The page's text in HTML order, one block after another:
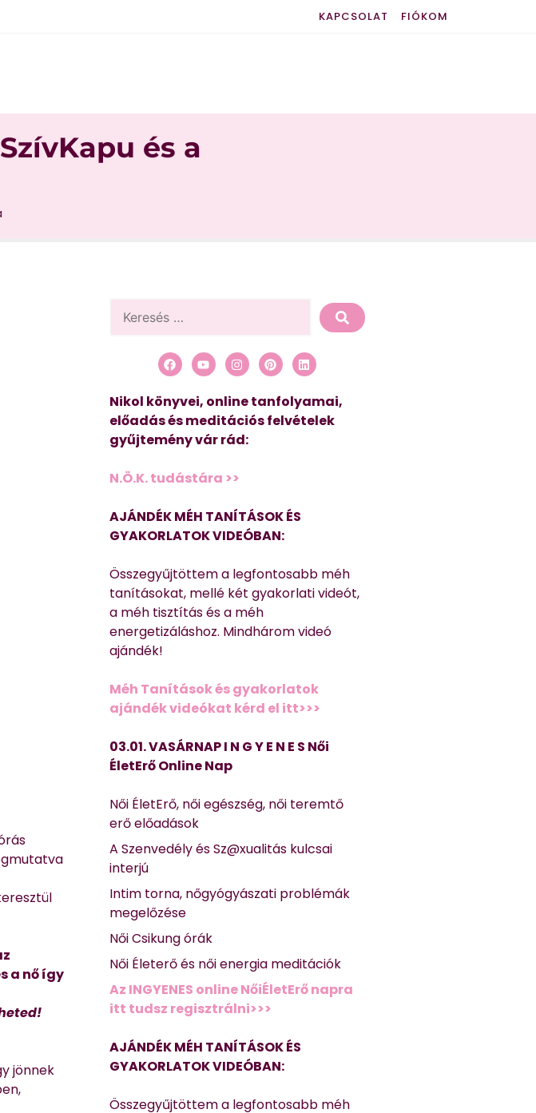
KAPCSOLAT FIÓKOM
és a
a nő így
jönnek
Nikol könyvei, online tanfolyamai,
előadás és meditációs felvételek
gyűjtemény vár rád:
N.Ö.K. tudástára >>
AJÁNDÉK MÉH TANÍTÁSOK ÉS
GYAKORLATOK VIDEÓBAN:
Összegyűjtöttem a legfontosabb méh
tanításokat, mellé két gyakorlati videót,
a méh tisztítás és a méh
energetizáláshoz. Mindhárom videó
ajándék!
Méh Tanítások és gyakorlatok
ajándék videókat kérd el itt>>>
03.01. VASÁRNAP I N G Y E N E S Női
ÉletErő Online Nap
Női ÉletErő, női egészség, női teremtő
erő előadások
A Szenvedély és Sz@xualitás kulcsai
interjú
Intim torna, nőgyógyászati problémák
megelőzése
Női Csikung órák
Női Életerő és női energia meditációk
Az INGYENES online NőiÉletErő napra
itt tudsz regisztrálni>>>
AJÁNDÉK MÉH TANÍTÁSOK ÉS
GYAKORLATOK VIDEÓBAN:
Összegyűjtöttem a legfontosabb méh